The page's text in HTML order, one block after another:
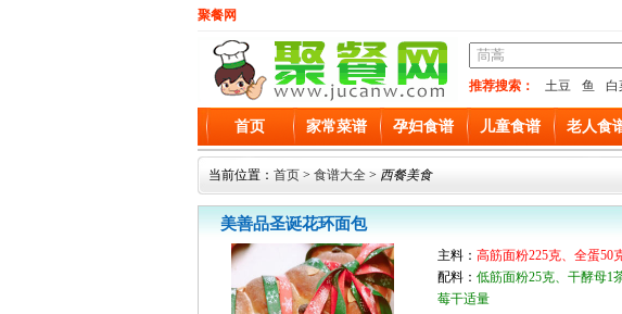
聚餐网
推荐搜索： 土豆 鱼 白
首页 家常菜谱 孕妇食谱 儿童食谱 老人食
当前位置： 首页 > 食谱大全 > 西餐美食
美善品圣诞花环面包
主料： 高筋面粉225克、全蛋50
配料： 低筋面粉25克、干酵母1
莓干适量